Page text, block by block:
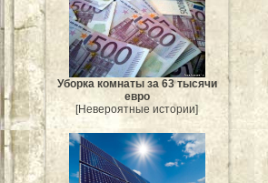
Уборка комнаты за 63 тысячи
евро
[Невероятные истории]